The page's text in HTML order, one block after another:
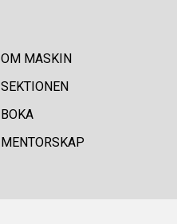
OM MASKIN
SEKTIONEN
BOKA
MENTORSKAP